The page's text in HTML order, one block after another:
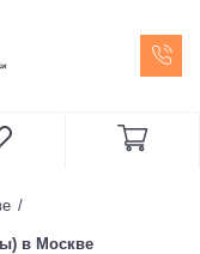
в Москве